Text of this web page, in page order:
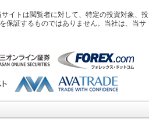
イトは閲覧者に対して、特定の投資対象、投
保証するものではありません。当社は、当サ